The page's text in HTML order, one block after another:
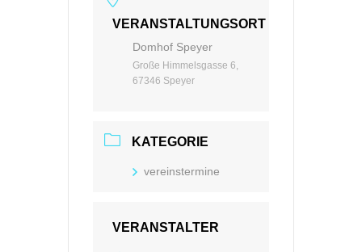
VERANSTALTUNGSORT
Domhof Speyer
Große Himmelsgasse 6,
67346 Speyer
KATEGORIE
vereinstermine
VERANSTALTER